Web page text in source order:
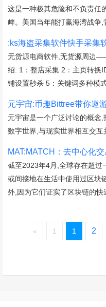
这是一种极其危险和不负责任
衅。美国当年能打赢海湾战争,
:ks海盗采集软件快手采集
无货源电商软件,无货源周边
绍: 1：整店采集 2：主页转换
铺设置秒杀 5：关键词多种模
元宇宙:币趣Bittree带你遨
元宇宙是一个广泛讨论的概念
数字世界,与现实世界相互交互
MAT:MATCH：去中心化
截至2023年4月,全球存在超过
或间接地在生活中使用过区块
外,因为它们证实了区块链的快
« 1 1 2